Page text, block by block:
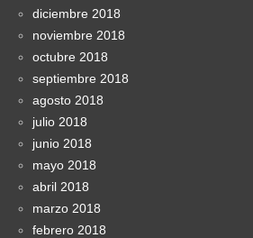
diciembre 2018
noviembre 2018
octubre 2018
septiembre 2018
agosto 2018
julio 2018
junio 2018
mayo 2018
abril 2018
marzo 2018
febrero 2018